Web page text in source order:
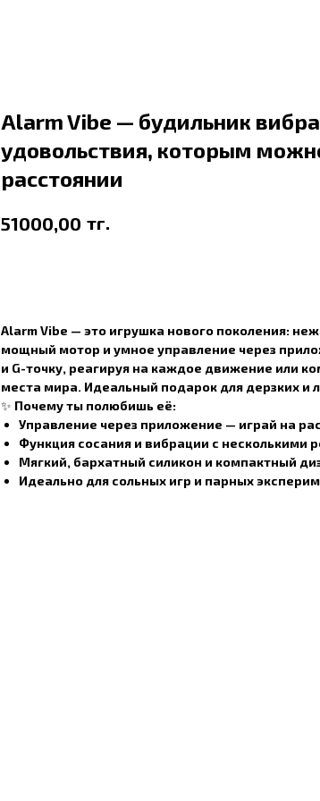
Alarm Vibe — будильник
удовольствия, которым
расстоянии
51000,00 тг.
Alarm Vibe — это игрушка нового поколения:
мощный мотор и умное управление через
и G-точку, реагируя на каждое движение или
места мира. Идеальный подарок для дерзких и
✨ Почему ты полюбишь её:
Управление через приложение — играй на
Функция сосания и вибрации с несколькими
Мягкий, бархатный силикон и компактный
Идеально для сольных игр и парных